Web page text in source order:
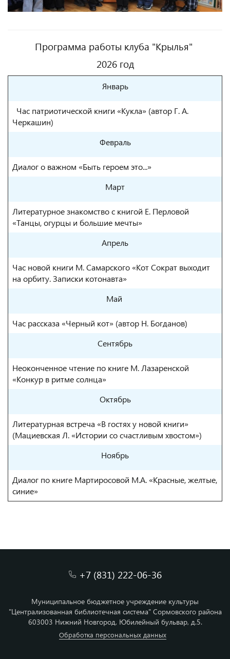
Программа работы клуба "Крылья"
2026 год
Январь
Час патриотической книги «Кукла» (автор Г. А.
Черкашин)
Февраль
Диалог о важном «Быть героем это...»
Март
Литературное знакомство с книгой Е. Перловой
«Танцы, огурцы и большие мечты»
Апрель
Час новой книги М. Самарского «Кот Сократ выходит
на орбиту. Записки котонавта»
Май
Час рассказа «Черный кот» (автор Н. Богданов)
Сентябрь
Неоконченное чтение по книге М. Лазаренской
«Конкур в ритме солнца»
Октябрь
Литературная встреча «В гостях у новой книги»
(Мациевская Л. «Истории со счастливым хвостом»)
Ноябрь
Диалог по книге Мартиросовой М.А. «Красные, желтые,
синие»
+7 (831) 222-06-36
Муниципальное бюджетное учреждение культуры
"Централизованная библиотечная система" Сормовского района
603003 Нижний Новгород, Юбилейный бульвар, д.5.
Обработка персональных данных